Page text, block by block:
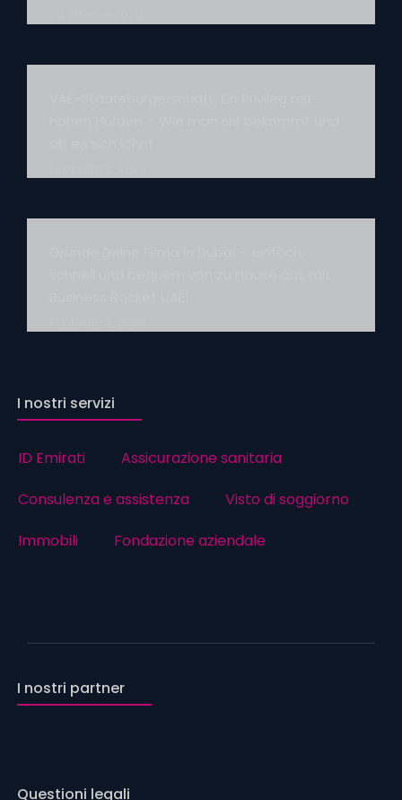
I nostri servizi
ID Emirati
Assicurazione sanitaria
Consulenza e assistenza
Visto di soggiorno
Immobili
Fondazione aziendale
I nostri partner
Questioni legali